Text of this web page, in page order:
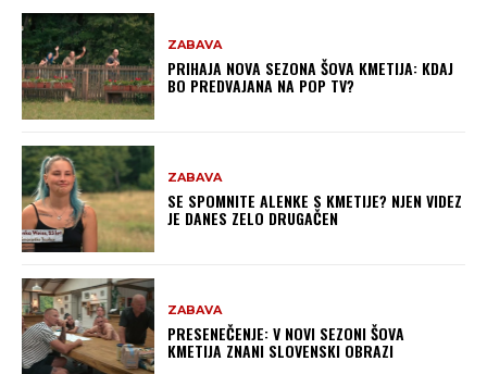
ZABAVA
PRIHAJA NOVA SEZONA ŠOVA KMETIJA: KDAJ
BO PREDVAJANA NA POP TV?
ZABAVA
SE SPOMNITE ALENKE S KMETIJE? NJEN VIDEZ
JE DANES ZELO DRUGAČEN
ZABAVA
PRESENEČENJE: V NOVI SEZONI ŠOVA
KMETIJA ZNANI SLOVENSKI OBRAZI